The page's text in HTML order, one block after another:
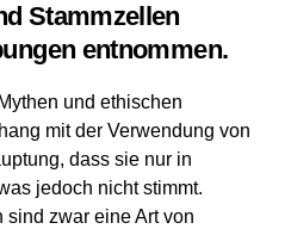
Stammzellen
entnommen.
und ethischen
mit der Verwendung von
dass sie nur in
jedoch nicht stimmt.
sind zwar eine Art von